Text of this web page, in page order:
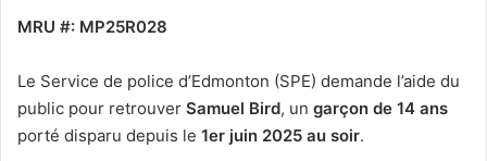
MRU #: MP25R028
Le Service de police d’Edmonton (SPE) demande l’aide du
public pour retrouver Samuel Bird, un garçon de 14 ans
porté disparu depuis le 1er juin 2025 au soir.